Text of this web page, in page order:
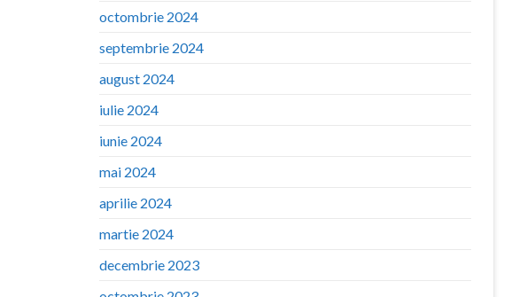
octombrie 2024
septembrie 2024
august 2024
iulie 2024
iunie 2024
mai 2024
aprilie 2024
martie 2024
decembrie 2023